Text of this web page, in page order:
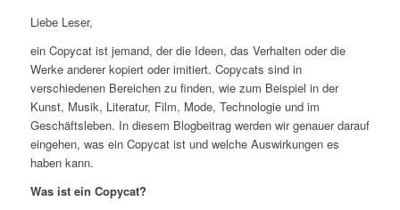
Liebe Leser,
ein Copycat ist jemand, der die Ideen, das Verhalten oder die
Werke anderer kopiert oder imitiert. Copycats sind in
verschiedenen Bereichen zu finden, wie zum Beispiel in der
Kunst, Musik, Literatur, Film, Mode, Technologie und im
Geschäftsleben. In diesem Blogbeitrag werden wir genauer darauf
eingehen, was ein Copycat ist und welche Auswirkungen es
haben kann.
Was ist ein Copycat?